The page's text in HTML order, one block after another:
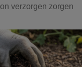
verzorgen zorgen